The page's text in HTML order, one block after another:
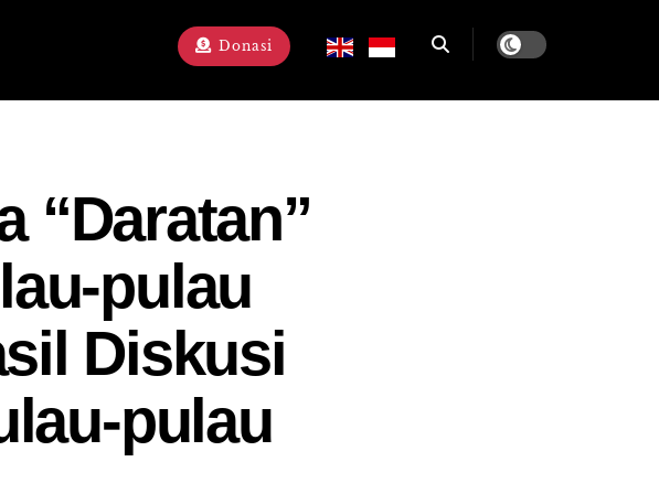
Donasi
“Daratan”
pulau
Diskusi
pulau